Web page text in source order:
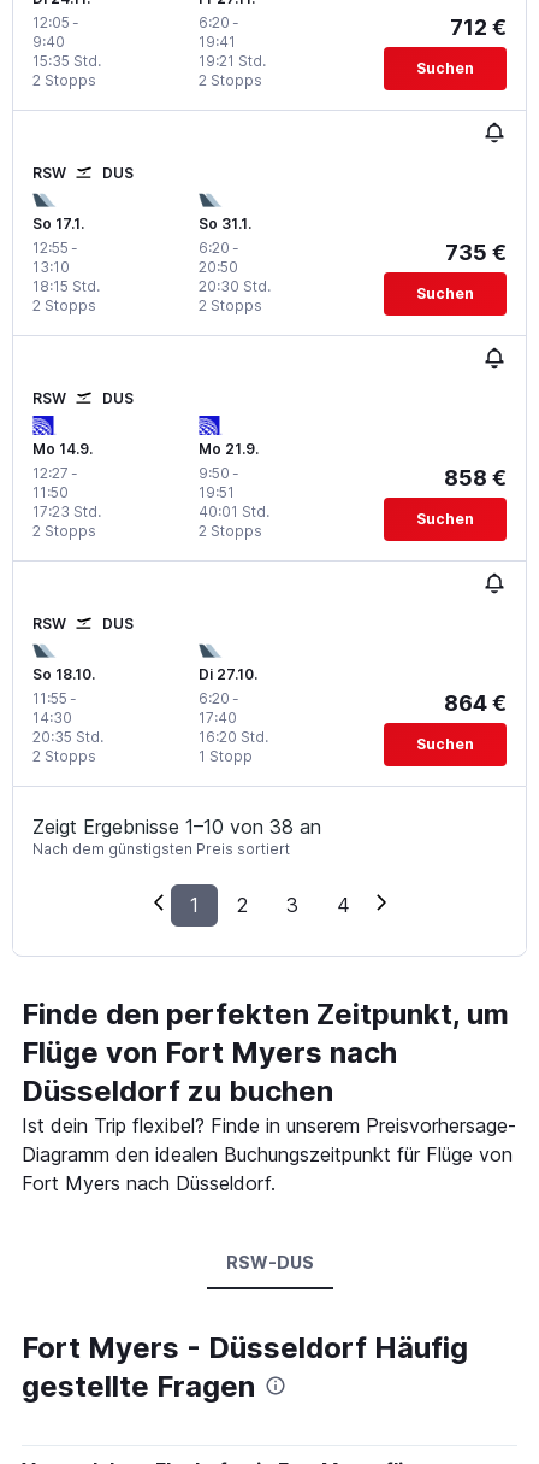
12:05 -
9:40
2 Stopps
15:35 Std.
6:20 -
19:41
2 Stopps
19:21 Std.
712 €
Suchen
RSW DUS
So 17.1.
12:55 -
13:10
2 Stopps
18:15 Std.
So 31.1.
6:20 -
20:50
2 Stopps
20:30 Std.
735 €
Suchen
RSW DUS
Mo 14.9.
12:27 -
11:50
2 Stopps
17:23 Std.
Mo 21.9.
9:50 -
19:51
2 Stopps
40:01 Std.
858 €
Suchen
RSW DUS
So 18.10.
11:55 -
14:30
2 Stopps
20:35 Std.
Di 27.10.
6:20 -
17:40
1 Stopp
16:20 Std.
864 €
Suchen
Zeigt Ergebnisse 1–10 von 38 an
Nach dem günstigsten Preis sortiert
1 2 3 4
Finde den perfekten Zeitpunkt, um
Flüge von Fort Myers nach
Düsseldorf zu buchen
Ist dein Trip flexibel? Finde in unserem Preisvorhersage-
Diagramm den idealen Buchungszeitpunkt für Flüge von
Fort Myers nach Düsseldorf.
RSW-DUS
Fort Myers - Düsseldorf Häufig
gestellte Fragen